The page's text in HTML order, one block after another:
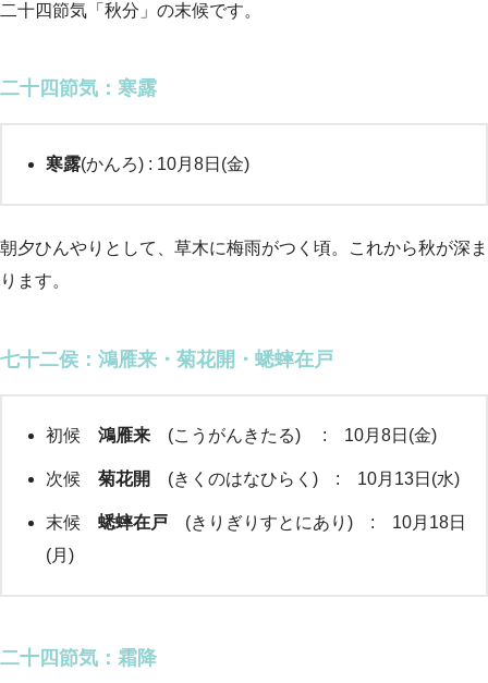
二十四節気「秋分」の末候です。
二十四節気：寒露
寒露(かんろ) : 10月8日(金)
朝夕ひんやりとして、草木に梅雨がつく頃。これから秋が深ま
ります。
七十二侯 ：鴻雁来・菊花開・蟋蟀在戸
初候 鴻雁来 (こうがんきたる) : 10月8日(金)
次候 菊花開 (きくのはなひらく) : 10月13日(水)
末候 蟋蟀在戸 (きりぎりすとにあり) : 10月18日
(月)
二十四節気：霜降